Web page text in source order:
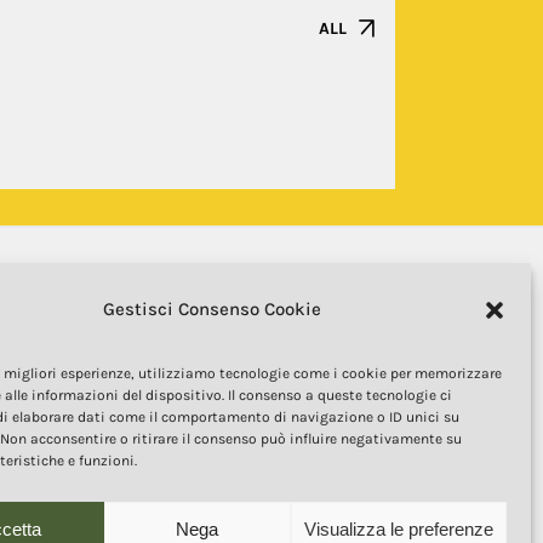
Gestisci Consenso Cookie
migliori esperienze, utilizziamo tecnologie come i cookie per memorizzare
alle informazioni del dispositivo. Il consenso a queste tecnologie ci
elaborare dati come il comportamento di navigazione o ID unici su
acconsentire o ritirare il consenso può influire negativamente su
e funzioni.
Nega Visualizza le preferenze
ALL
sito web sono di proprietà della Fondazione Qualivita e
normativa sulla proprietà intellettuale. È vietata la copia,
la pubblicazione, in qualsiasi forma, dei contenuti e delle
immagini senza espressa autorizzazione dell’autore.